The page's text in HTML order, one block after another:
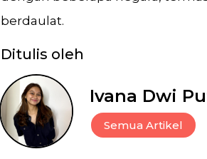
berdaulat.
Ditulis oleh
Ivana Dwi
Semua Artikel